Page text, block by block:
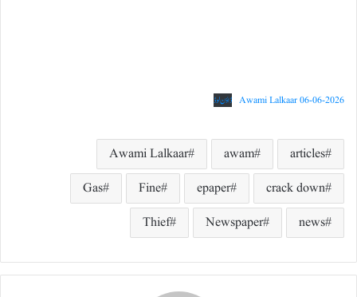
Awami Lalkaar 06-06-2026 ڈاؤن لوڈ
articles
awam
Awami Lalkaar
crack down
epaper
Fine
Gas
news
Newspaper
Thief